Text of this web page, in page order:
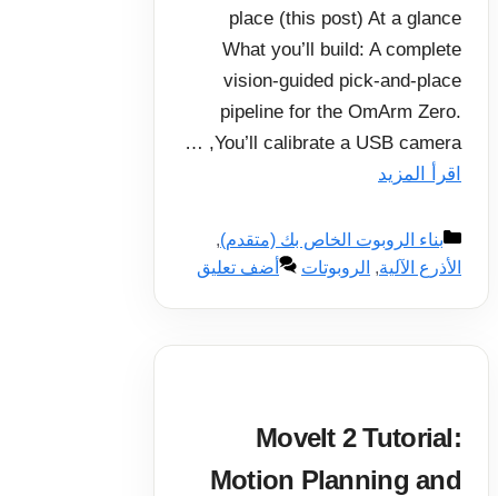
place (this post) At a glance
What you’ll build: A complete
vision-guided pick-and-place
pipeline for the OmArm Zero.
You’ll calibrate a USB camera, …
اقرأ المزيد
التصنيفات
بناء الروبوت الخاص بك (متقدم),
الأذرع الآلية, الروبوتات أضف تعليق
MoveIt 2 Tutorial:
Motion Planning and